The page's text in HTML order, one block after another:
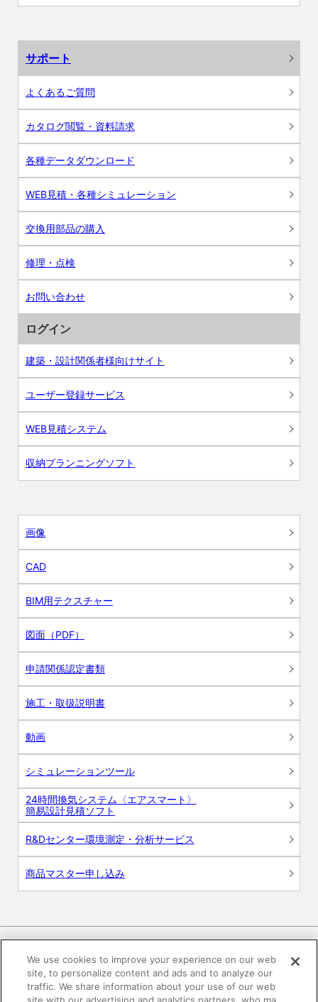
サポート
よくあるご質問
カタログ閲覧・資料請求
各種データダウンロード
WEB見積・各種シミュレーション
交換用部品の購入
修理・点検
お問い合わせ
ログイン
建築・設計関係者様向けサイト
ユーザー登録サービス
WEB見積システム
収納プランニングソフト
画像
CAD
BIM用テクスチャー
図面（PDF）
申請関係認定書類
施工・取扱説明書
動画
シミュレーションツール
24時間換気システム〈エアスマート〉
簡易設計見積ソフト
R&Dセンター環境測定・分析サービス
商品マスター申し込み
電子公告 このWEBサイトについて
We use cookies to improve your experience on our web
site, to personalize content and ads and to analyze our
traffic. We share information about your use of our web